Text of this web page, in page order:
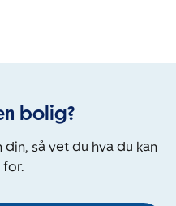
bolig?
så vet du hva du kan
for.